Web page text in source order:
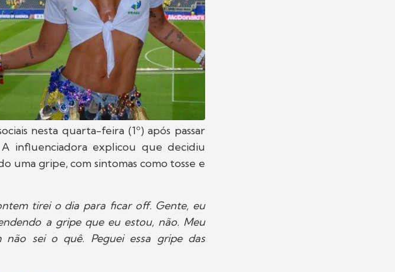
nesta quarta-feira (1º) após passar
influenciadora explicou que decidiu
uma gripe, com sintomas como tosse e
tirei o dia para ficar off. Gente, eu
a gripe que eu estou, não. Meu
sei o quê. Peguei essa gripe das